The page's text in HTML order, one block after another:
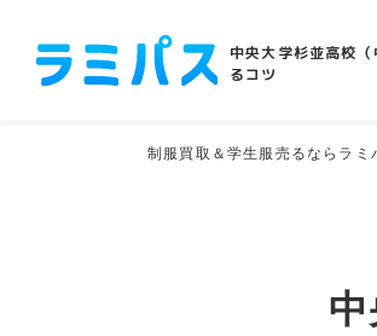
中央大学杉並高校
るコツ
制服買取＆学生服売るならラミ